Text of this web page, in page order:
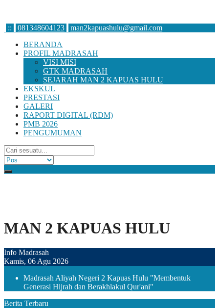
:: 081348604123
man2kapuashulu@gmail.com
BERANDA
PROFIL MADRASAH
VISI MISI
GTK MADRASAH
SEJARAH MAN 2 KAPUAS HULU
EKSKUL
PRESTASI
GALERI
RAPORT DIGITAL (RDM)
PMB 2026
PENGUMUMAN
MAN 2 KAPUAS HULU
Info Madrasah
Kamis, 06 Agu 2026
Madrasah Aliyah Negeri 2 Kapuas Hulu "Membentuk
Generasi Hijrah dan Berakhlakul Qur'ani"
Berita Terbaru